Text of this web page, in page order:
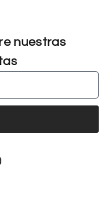
nuestras